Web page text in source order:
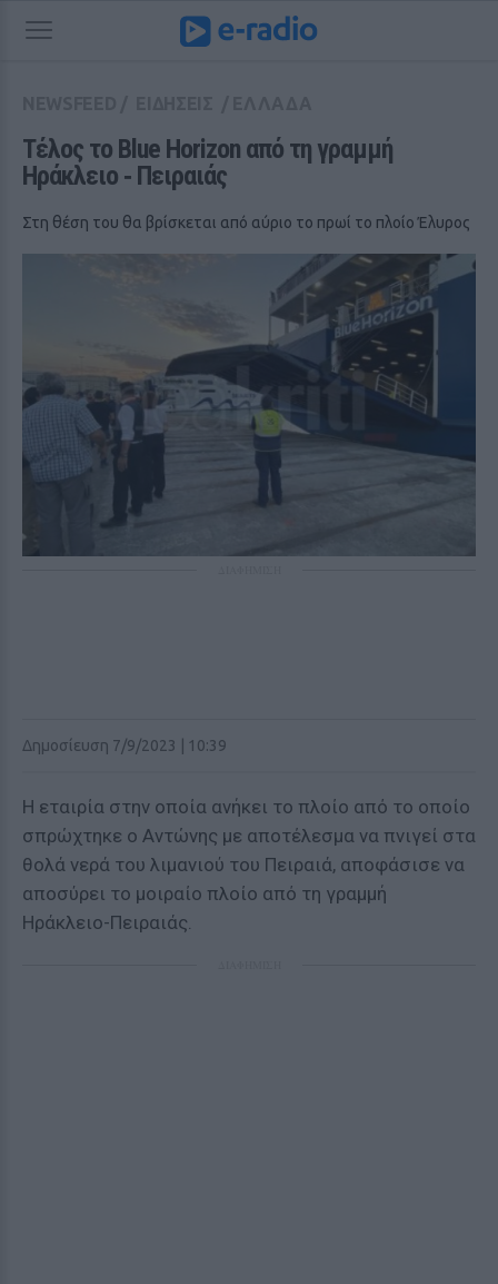
Τέλος το Blue Horizon από τη γραμμή
Ηράκλειο ‑ Πειραιάς
Στη θέση του θα βρίσκεται από αύριο το πρωί το πλοίο Έλυρος
Δημοσίευση 7/9/2023 | 10:39
Η εταιρία στην οποία ανήκει το πλοίο από το οποίο
σπρώχτηκε ο Αντώνης με αποτέλεσμα να πνιγεί στα
θολά νερά του λιμανιού του Πειραιά, αποφάσισε να
αποσύρει το μοιραίο πλοίο από τη γραμμή
Ηράκλειο-Πειραιάς.